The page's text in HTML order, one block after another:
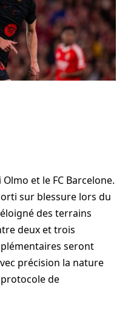
et le FC Barcelone.
sur blessure lors du
des terrains
deux et trois
seront
précision la nature
de